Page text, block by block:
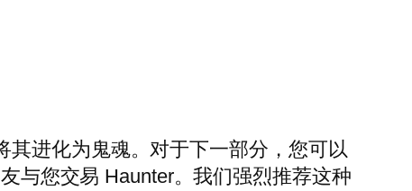
其进化为鬼魂。对于下一部分，您可以
与您交易 Haunter。我们强烈推荐这种